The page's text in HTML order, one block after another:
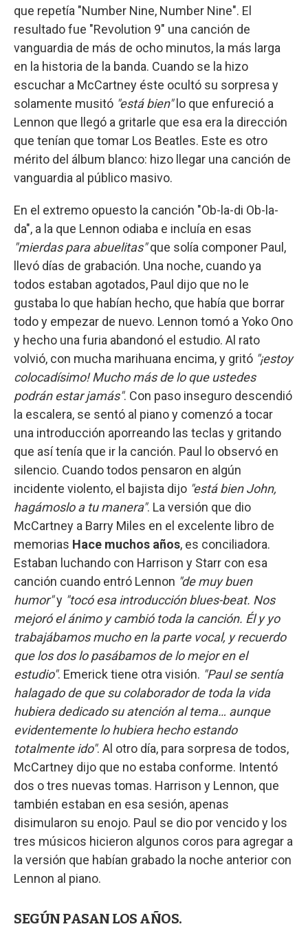
que repetía "Number Nine, Number Nine". El
resultado fue "Revolution 9" una canción de
vanguardia de más de ocho minutos, la más larga
en la historia de la banda. Cuando se la hizo
escuchar a McCartney éste ocultó su sorpresa y
solamente musitó "está bien"lo que enfureció a
Lennon que llegó a gritarle que esa era la dirección
que tenían que tomar Los Beatles. Este es otro
mérito del álbum blanco: hizo llegar una canción de
vanguardia al público masivo.
En el extremo opuesto la canción "Ob-la-di Ob-la-
da", a la que Lennon odiaba e incluía en esas
"mierdas para abuelitas"que solía componer Paul,
llevó días de grabación. Una noche, cuando ya
todos estaban agotados, Paul dijo que no le
gustaba lo que habían hecho, que había que borrar
todo y empezar de nuevo. Lennon tomó a Yoko Ono
y hecho una furia abandonó el estudio. Al rato
volvió, con mucha marihuana encima, y gritó "¡estoy
colocadísimo! Mucho más de lo que ustedes
podrán estar jamás". Con paso inseguro descendió
la escalera, se sentó al piano y comenzó a tocar
una introducción aporreando las teclas y gritando
que así tenía que ir la canción. Paul lo observó en
silencio. Cuando todos pensaron en algún
incidente violento, el bajista dijo "está bien John,
hagámoslo a tu manera". La versión que dio
McCartney a Barry Miles en el excelente libro de
memorias Hace muchos años, es conciliadora.
Estaban luchando con Harrison y Starr con esa
canción cuando entró Lennon "de muy buen
humor"y "tocó esa introducción blues-beat. Nos
mejoró el ánimo y cambió toda la canción. Él y yo
trabajábamos mucho en la parte vocal, y recuerdo
que los dos lo pasábamos de lo mejor en el
estudio". Emerick tiene otra visión. "Paul se sentía
halagado de que su colaborador de toda la vida
hubiera dedicado su atención al tema… aunque
evidentemente lo hubiera hecho estando
totalmente ido". Al otro día, para sorpresa de todos,
McCartney dijo que no estaba conforme. Intentó
dos o tres nuevas tomas. Harrison y Lennon, que
también estaban en esa sesión, apenas
disimularon su enojo. Paul se dio por vencido y los
tres músicos hicieron algunos coros para agregar a
la versión que habían grabado la noche anterior con
Lennon al piano.
SEGÚN PASAN LOS AÑOS.